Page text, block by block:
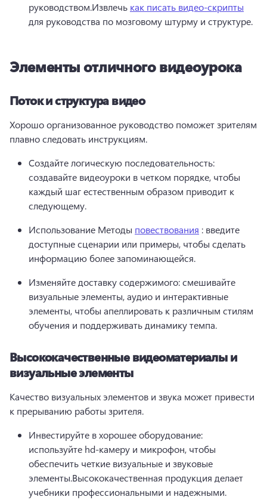
руководством.Извлечь как писать видео-скрипты
для руководства по мозговому штурму и структуре.
Элементы отличного видеоурока
Поток и структура видео
Хорошо организованное руководство поможет зрителям
плавно следовать инструкциям.
Создайте логическую последовательность:
создавайте видеоуроки в четком порядке, чтобы
каждый шаг естественным образом приводит к
следующему.
Использование Методы повествования : введите
доступные сценарии или примеры, чтобы сделать
информацию более запоминающейся.
Изменяйте доставку содержимого: смешивайте
визуальные элементы, аудио и интерактивные
элементы, чтобы апеллировать к различным стилям
обучения и поддерживать динамику темпа.
Высококачественные видеоматериалы и
визуальные элементы
Качество визуальных элементов и звука может привести
к прерыванию работы зрителя.
Инвестируйте в хорошее оборудование:
используйте hd-камеру и микрофон, чтобы
обеспечить четкие визуальные и звуковые
элементы.Высококачественная продукция делает
учебники профессиональными и надежными.